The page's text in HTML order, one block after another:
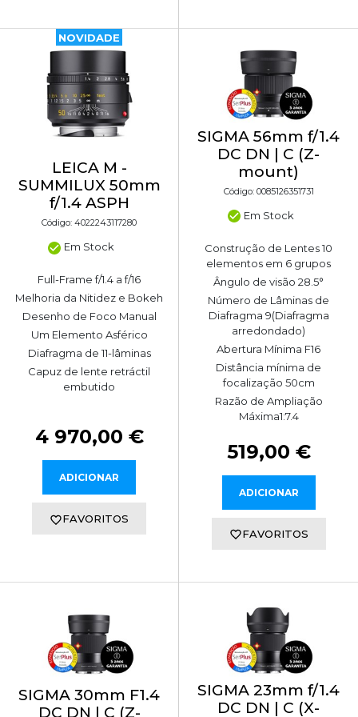
NOVIDADE
LEICA M -
SUMMILUX 50mm
f/1.4 ASPH
Código: 4022243117280
Em Stock
Full-Frame f/1.4 a f/16
Melhoria da Nitidez e Bokeh
Desenho de Foco Manual
Um Elemento Asférico
Diafragma de 11-lâminas
Capuz de lente retráctil
embutido
4 970,00 €
ADICIONAR
FAVORITOS
SIGMA 56mm f/1.4
DC DN | C (Z-
mount)
Código: 0085126351731
Em Stock
Construção de Lentes 10
elementos em 6 grupos
Ângulo de visão 28.5°
Número de Lâminas de
Diafragma 9(Diafragma
arredondado)
Abertura Mínima F16
Distância mínima de
focalização 50cm
Razão de Ampliação
Máxima1:7.4
519,00 €
ADICIONAR
FAVORITOS
SIGMA 30mm F1.4
DC DN | C (Z-
SIGMA 23mm f/1.4
DC DN | C (X-